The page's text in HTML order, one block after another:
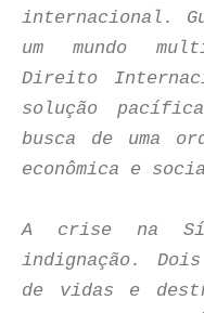
internacional.
um mundo
Direito
solução
busca de uma
econômica e
A crise na
indignação.
de vidas e